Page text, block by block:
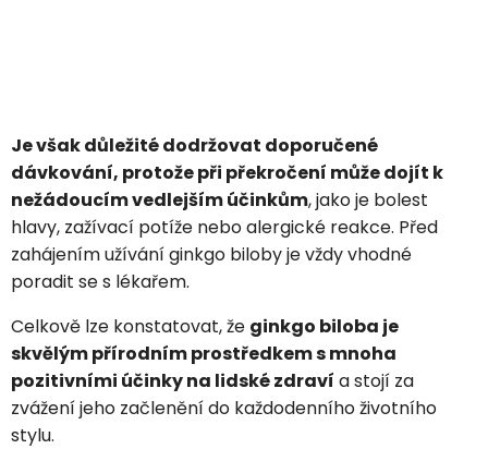
Je však důležité dodržovat doporučené
dávkování, protože při překročení může dojít k
nežádoucím vedlejším účinkům, jako je bolest
hlavy, zažívací potíže nebo alergické reakce. Před
zahájením užívání ginkgo biloby je vždy vhodné
poradit se s lékařem.
Celkově lze konstatovat, že ginkgo biloba je
skvělým přírodním prostředkem s mnoha
pozitivními účinky na lidské zdraví a stojí za
zvážení jeho začlenění do každodenního životního
stylu.